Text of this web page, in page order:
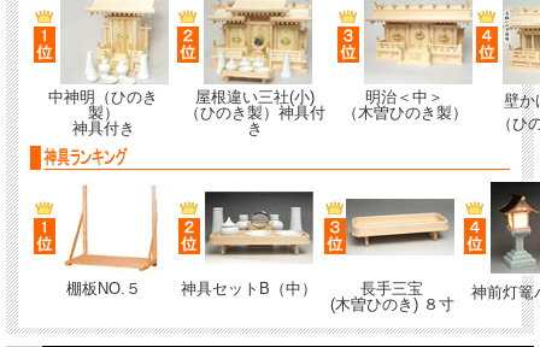
中神明（ひのき
製）
神具付き
屋根違い三社(小)
（ひのき製）神具付
き
明治＜中＞
（木曽ひのき製）
壁か
（ひ
棚板NO.５ 神具セットB（中）
長手三宝
(木曽ひのき) ８寸
神前灯篭